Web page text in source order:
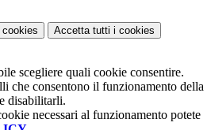
cookies Accetta tutti i cookies
scegliere quali cookie consentire.
che consentono il funzionamento della
disabilitarli.
necessari al funzionamento potete